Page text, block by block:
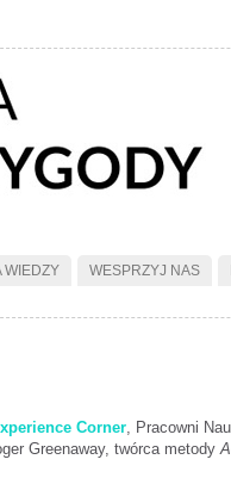
WIEDZY WESPRZYJ NAS
Corner, Pracowni
Greenaway, twórca metody